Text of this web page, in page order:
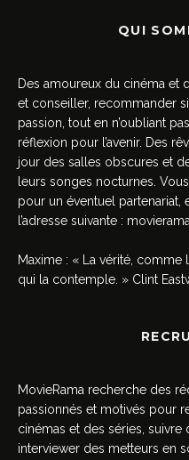
QUI
Des amoureux du cinéma et
et conseiller, recommander
passion, tout en n’oubliant
réflexion pour l’avenir. Des
jour des salles obscures et
leurs songes nocturnes.
pour un éventuel partenariat,
l’adresse suivante :
Maxime : « La vérité, comme
qui la contemple. » Clint
MovieRama recherche des
passionnés et motivés pour
cinémas et des séries, suivre
interviewer des metteurs en